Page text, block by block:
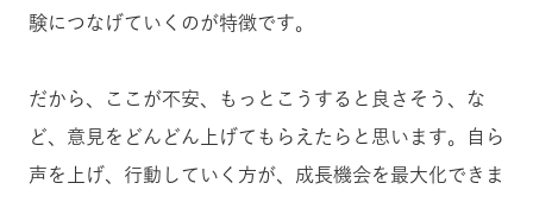
験につなげていくのが特徴です。
だから、ここが不安、もっとこうすると良さそう、な
ど、意見をどんどん上げてもらえたらと思います。自ら
声を上げ、行動していく方が、成長機会を最大化できま